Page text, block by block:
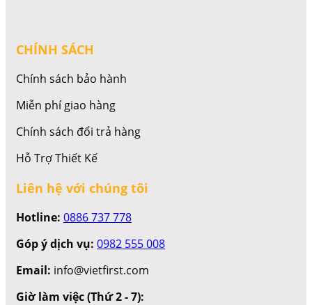
CHÍNH SÁCH
Chính sách bảo hành
Miễn phí giao hàng
Chính sách đổi trả hàng
Hỗ Trợ Thiết Kế
Liên hệ với chúng tôi
Hotline: 0886 737 778
Góp ý dịch vụ: 0982 555 008
Email: info@vietfirst.com
Giờ làm việc (Thứ 2 - 7):